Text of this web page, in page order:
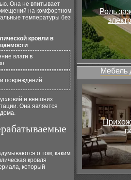
Она не впитывает
на комфортном
температуры без
кровли в
влаги в
повреждений
и внешних
Она является
о том, каким
кровля
который
Роль
Мебель